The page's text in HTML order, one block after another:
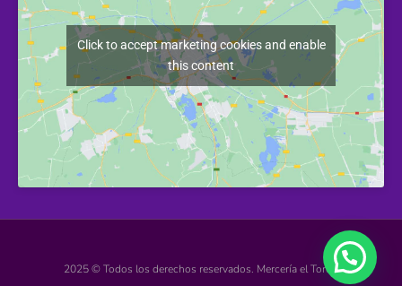
Click to accept marketing cookies and enable
this content
2025 © Todos los derechos reservados. Mercería el Torcal